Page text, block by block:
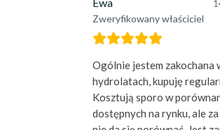
Ewa
Zweryfikowany właściciel
Ogólnie jestem zakochana
hydrolatach, kupuję
Kosztują sporo w
dostępnych na rynku, ale